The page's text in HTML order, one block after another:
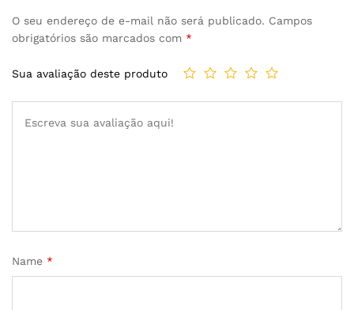
O seu endereço de e-mail não será publicado. Campos
obrigatórios são marcados com *
Sua avaliação deste produto
Name *